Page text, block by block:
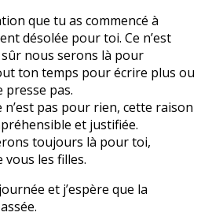
que tu as commencé à
désolée pour toi. Ce n’est
nous serons là pour
ton temps pour écrire plus ou
pas.
n’est pas pour rien, cette raison
et justifiée.
toujours là pour toi,
vous les filles.
et j’espère que la